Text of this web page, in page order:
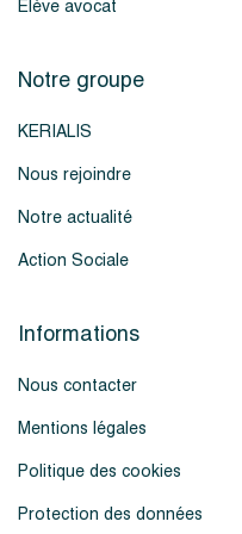
Élève avocat
Notre groupe
KERIALIS
Nous rejoindre
Notre actualité
Action Sociale
Informations
Nous contacter
Mentions légales
Politique des cookies
Protection des données